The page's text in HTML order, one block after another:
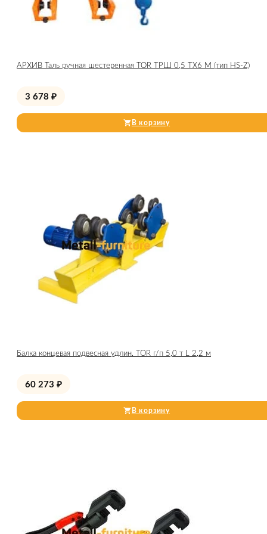
АРХИВ Таль ручная шестеренная TOR ТРШ 0,5 ТХ6 М (тип HS-Z)
3 678 ₽
В корзину
Балка концевая подвесная удлин. TOR г/п 5,0 т L 2,2 м
60 273 ₽
В корзину